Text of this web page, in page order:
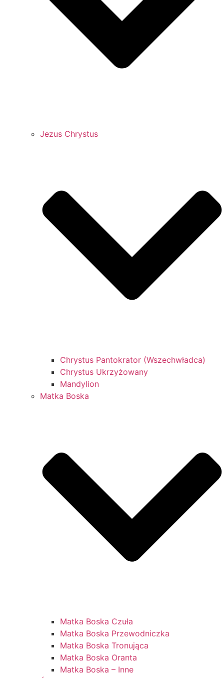
Jezus Chrystus
Chrystus Pantokrator (Wszechwładca)
Chrystus Ukrzyżowany
Mandylion
Matka Boska
Matka Boska Czuła
Matka Boska Przewodniczka
Matka Boska Tronująca
Matka Boska Oranta
Matka Boska – Inne